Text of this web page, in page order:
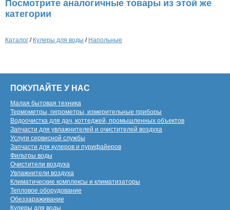
Посмотрите аналогичные товары из этой же
категории
Каталог / Кулеры для воды / Напольные
ПОКУПАЙТЕ У НАС
Малая бытовая техника
Термометры, гигрометры, измерительные приборы
Водоочистка для дач, коттеджей, промышленных объектов
Запчасти для увлажнителей и очистителей воздуха
Услуги сервисной службы
Запчасти для кулеров и пурифайеров
Фильтры воды
Очистители воздуха
Увлажнители воздуха
Климатические комплексы и климатизаторы
Тепловое оборудование
Обеззараживание
Кулеры для воды